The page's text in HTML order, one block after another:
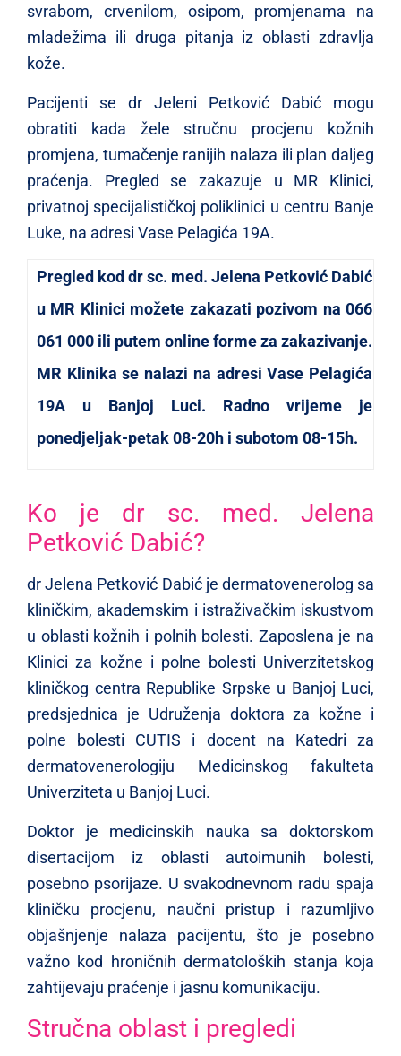
svrabom, crvenilom, osipom, promjenama na
mladežima ili druga pitanja iz oblasti zdravlja
kože.
Pacijenti se dr Jeleni Petković Dabić mogu
obratiti kada žele stručnu procjenu kožnih
promjena, tumačenje ranijih nalaza ili plan daljeg
praćenja. Pregled se zakazuje u MR Klinici,
privatnoj specijalističkoj poliklinici u centru Banje
Luke, na adresi Vase Pelagića 19A.
Pregled kod dr sc. med. Jelena Petković Dabić
u MR Klinici možete zakazati pozivom na 066
061 000 ili putem online forme za zakazivanje.
MR Klinika se nalazi na adresi Vase Pelagića
19A u Banjoj Luci. Radno vrijeme je
ponedjeljak-petak 08-20h i subotom 08-15h.
Ko je dr sc. med. Jelena
Petković Dabić?
dr Jelena Petković Dabić je dermatovenerolog sa
kliničkim, akademskim i istraživačkim iskustvom
u oblasti kožnih i polnih bolesti. Zaposlena je na
Klinici za kožne i polne bolesti Univerzitetskog
kliničkog centra Republike Srpske u Banjoj Luci,
predsjednica je Udruženja doktora za kožne i
polne bolesti CUTIS i docent na Katedri za
dermatovenerologiju Medicinskog fakulteta
Univerziteta u Banjoj Luci.
Doktor je medicinskih nauka sa doktorskom
disertacijom iz oblasti autoimunih bolesti,
posebno psorijaze. U svakodnevnom radu spaja
kliničku procjenu, naučni pristup i razumljivo
objašnjenje nalaza pacijentu, što je posebno
važno kod hroničnih dermatoloških stanja koja
zahtijevaju praćenje i jasnu komunikaciju.
Stručna oblast i pregledi